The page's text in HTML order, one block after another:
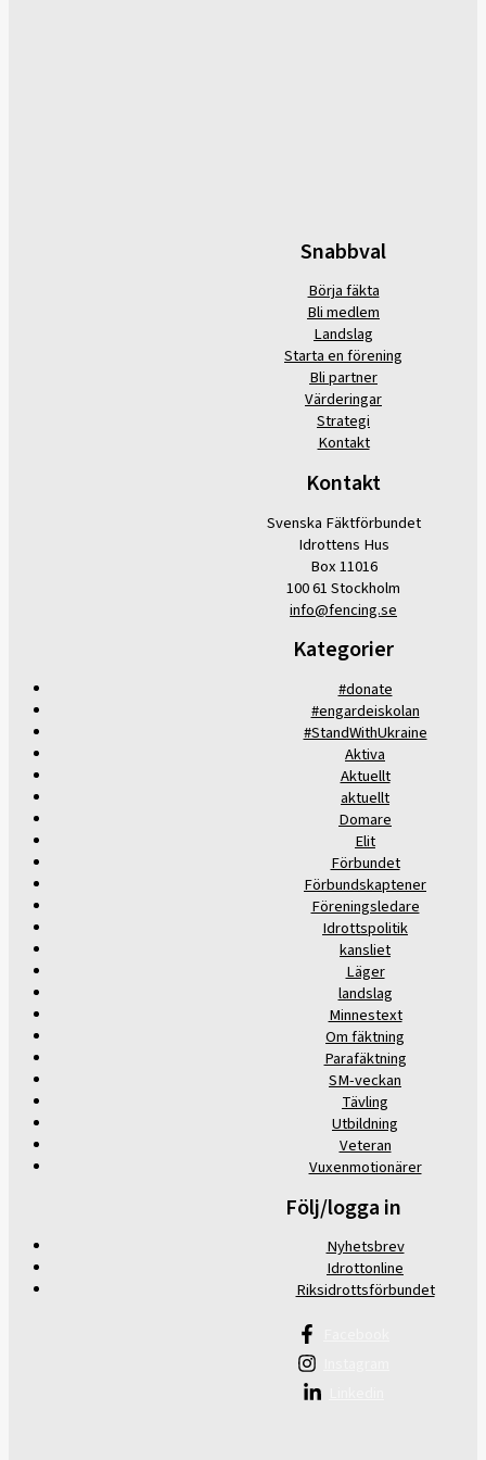
Snabbval
Börja fäkta
Bli medlem
Landslag
Starta en förening
Bli partner
Värderingar
Strategi
Kontakt
Kontakt
Svenska Fäktförbundet
Idrottens Hus
Box 11016
100 61 Stockholm
info@fencing.se
Kategorier
#donate
#engardeiskolan
#StandWithUkraine
Aktiva
Aktuellt
aktuellt
Domare
Elit
Förbundet
Förbundskaptener
Föreningsledare
Idrottspolitik
kansliet
Läger
landslag
Minnestext
Om fäktning
Parafäktning
SM-veckan
Tävling
Utbildning
Veteran
Vuxenmotionärer
Följ/logga in
Nyhetsbrev
Idrottonline
Riksidrottsförbundet